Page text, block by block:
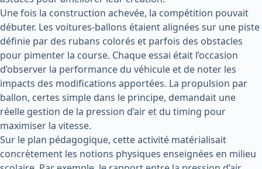
Une fois la construction achevée, la compétition pouvait
débuter. Les voitures-ballons étaient alignées sur une piste
définie par des rubans colorés et parfois des obstacles
pour pimenter la course. Chaque essai était l’occasion
d’observer la performance du véhicule et de noter les
impacts des modifications apportées. La propulsion par
ballon, certes simple dans le principe, demandait une
réelle gestion de la pression d’air et du timing pour
maximiser la vitesse.
Sur le plan pédagogique, cette activité matérialisait
concrètement les notions physiques enseignées en milieu